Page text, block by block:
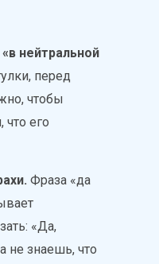
нейтральной
перед
чтобы
что его
Фраза «да
«Да,
не знаешь, что